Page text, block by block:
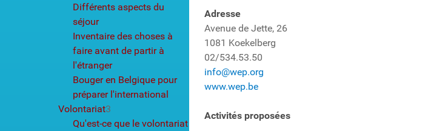
Différents aspects du
séjour
Inventaire des choses à
faire avant de partir à
l'étranger
Bouger en Belgique pour
préparer l'international
Volontariat3
Qu'est-ce que le volontariat
Adresse
Avenue de Jette, 26
1081 Koekelberg
02/534.53.50
info@wep.org
www.wep.be
Activités proposées